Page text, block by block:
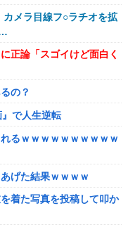
カメラ目線フ○ラチオを拡
正論「スゴイけど面白く
の？
』で人生逆転
るｗｗｗｗｗｗｗｗｗｗ
げた結果ｗｗｗｗ
着た写真を投稿して叩か